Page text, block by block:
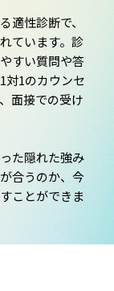
適性診断で、
ています。診
すい質問や答
対1のカウンセ
面接での受け
た隠れた強み
合うのか、今
ことができま